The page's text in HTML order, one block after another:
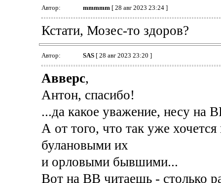
Автор: mmmmm [ 28 авг 2023 23:24 ]
Кстати, Мозес-то здоров?
Автор: SAS[ 28 авг 2023 23:20 ]
Авверс,
Антон, спасибо!
...да какое уважение, несу на
А от того, что так уже
булановыми их
и орловыми бывшими...
Вот на ВВ читаешь - столько